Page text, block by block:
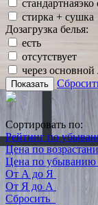
стирка + сушка
Дозагрузка белья:
есть
отсутствует
через
Показать
Сортировать по:
Рейтинг по
Цена по
Цена по убыванию
От А до Я
От Я до А
Сбросить